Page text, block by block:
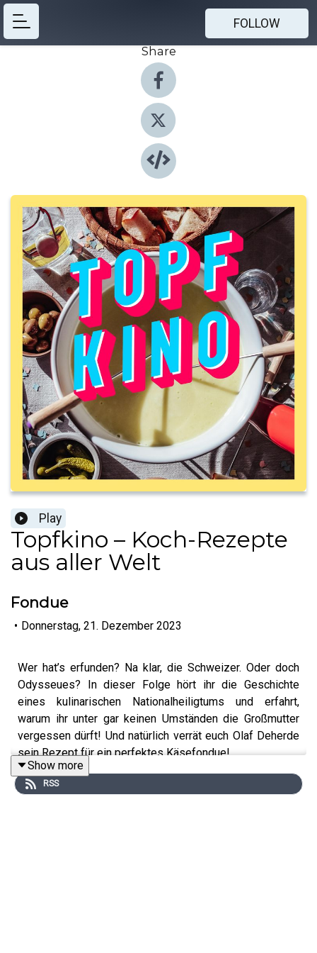
FOLLOW
Share
Play
Topfkino – Koch-Rezepte
aus aller Welt
Fondue
• Donnerstag, 21. Dezember 2023
Wer hat’s erfunden? Na klar, die Schweizer. Oder doch
Odysseues? In dieser Folge hört ihr die Geschichte
eines kulinarischen Nationalheiligtums und erfahrt,
warum ihr unter gar keinen Umständen die Großmutter
vergessen dürft! Und natürlich verrät euch Olaf Deherde
sein Rezept für ein perfektes Käsefondue!
Show more
RSS